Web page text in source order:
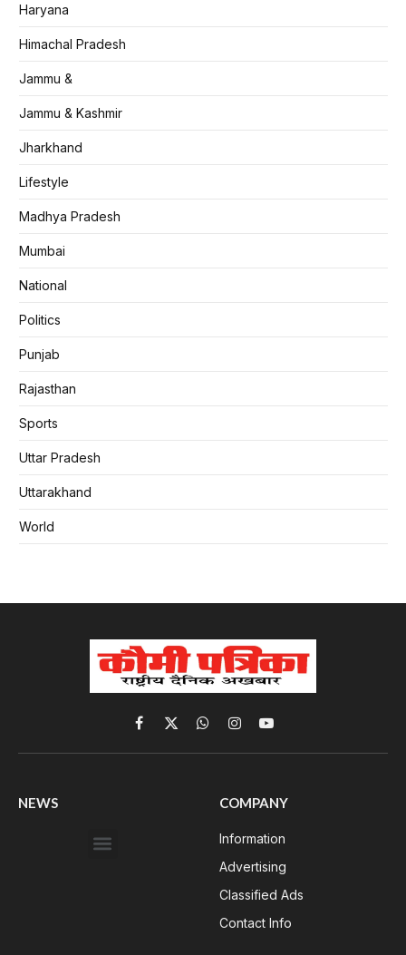
Haryana
Himachal Pradesh
Jammu &
Jammu & Kashmir
Jharkhand
Lifestyle
Madhya Pradesh
Mumbai
National
Politics
Punjab
Rajasthan
Sports
Uttar Pradesh
Uttarakhand
World
Facebook
X
(Twitter)
WhatsApp
InstagramYouTube
NEWS COMPANY
Information
Advertising
Classified Ads
Contact Info